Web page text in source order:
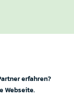
erfahren?
Webseite.